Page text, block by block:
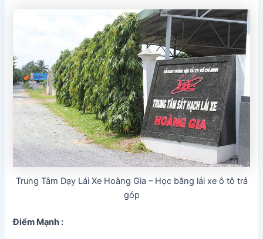
Trung Tâm Dạy Lái Xe Hoàng Gia – Học bằng lái xe ô tô trả
góp
Điểm Mạnh :